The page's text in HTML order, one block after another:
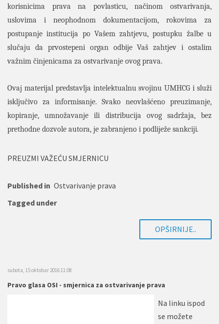
korisnicima prava na povlasticu, načinom ostvarivanja,
uslovima i neophodnom dokumentacijom, rokovima za
postupanje institucija po Vašem zahtjevu, postupku žalbe u
slučaju da prvostepeni organ odbije Vaš zahtjev i ostalim
važnim činjenicama za ostvarivanje ovog prava.
Ovaj materijal predstavlja intelektualnu svojinu UMHCG i služi
isključivo za informisanje. Svako neovlašćeno preuzimanje,
kopiranje, umnožavanje ili distribucija ovog sadržaja, bez
prethodne dozvole autora, je zabranjeno i podliježe sankciji.
PREUZMI VAŽEĆU SMJERNICU
Published in Ostvarivanje prava
Tagged under
OPŠIRNIJE..
subota, 15 oktobar 2016 11:08
Pravo glasa OSI - smjernica za ostvarivanje prava
Na linku ispod
se možete